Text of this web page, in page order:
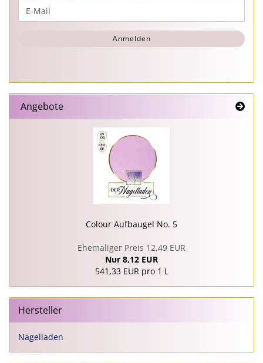
ZUR
E-
Mail
Anmelden
Angebote
Colour Aufbaugel No. 5
Ehemaliger Preis 12,49 EUR
Nur 8,12 EUR
541,33 EUR pro 1 L
Hersteller
Nagelladen